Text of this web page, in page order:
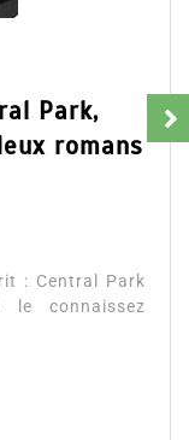
Park,
romans
: Central Park
connaissez